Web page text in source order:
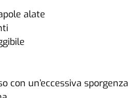
alate
con un’eccessiva sporgenza